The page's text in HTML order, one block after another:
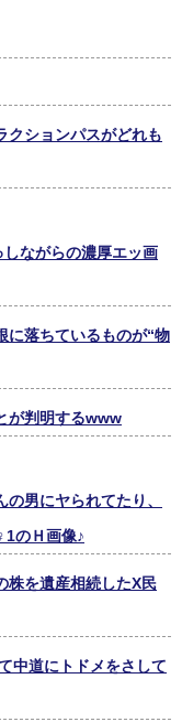
クションパスがどれも
ながらの濃厚エッ画
に落ちているものが“物
が判明するwww
男にヤられてたり、
のＨ画像♪
株を遺産相続したX民
中道にトドメをさして